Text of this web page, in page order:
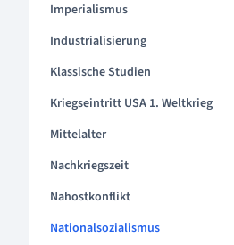
Imperialismus
Industrialisierung
Klassische Studien
Kriegseintritt USA 1. Weltkrieg
Mittelalter
Nachkriegszeit
Nahostkonflikt
Nationalsozialismus